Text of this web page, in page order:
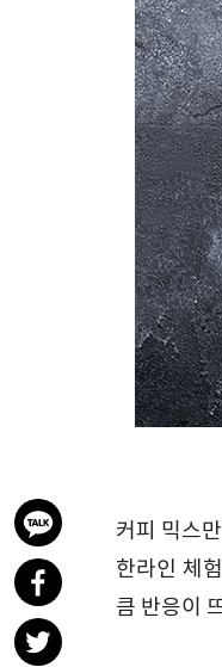
커피 믹스
한라인 체
큼 반응이